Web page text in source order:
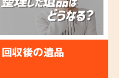
回収後の遺品